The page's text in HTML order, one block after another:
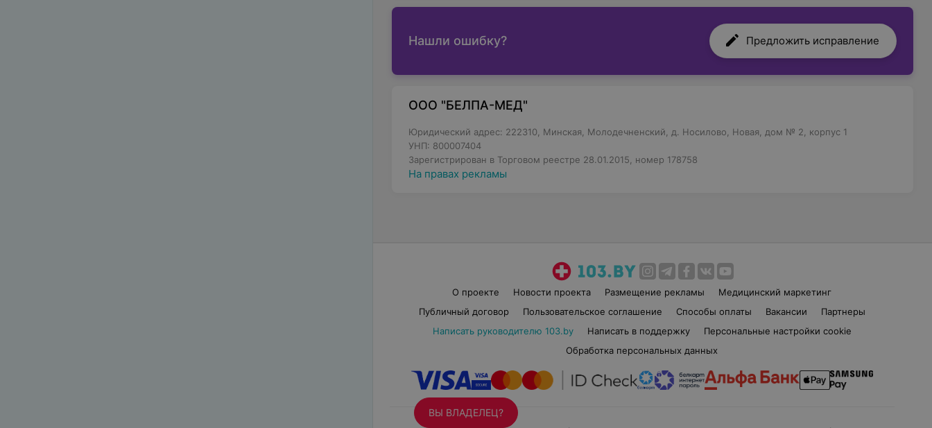
Нашли ошибку? Предложить исправление
ООО "БЕЛПА-МЕД"
Юридический адрес: 222310, Минская, Молодечненский, д. Носилово, Новая, дом № 2, корпус 1
УНП: 800007404
Зарегистрирован в Торговом реестре 28.01.2015, номер 178758
На правах рекламы
О проекте Новости проекта Размещение рекламы
Медицинский маркетинг
Публичный договор
Пользовательское соглашение Способы оплаты Вакансии
Партнеры
Написать руководителю 103.by
Написать в поддержку
Персональные настройки cookie
Обработка персональных данных
ВЫ ВЛАДЕЛЕЦ?